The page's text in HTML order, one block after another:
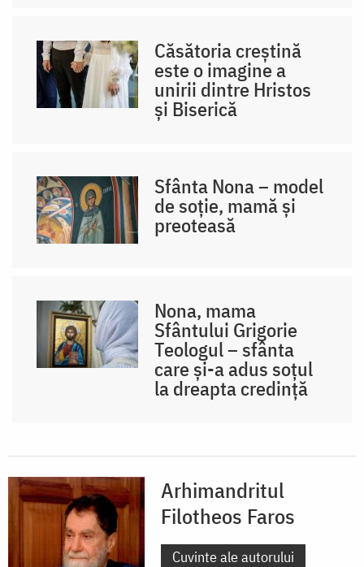
Căsătoria creștină
este o imagine a
unirii dintre Hristos
și Biserică
Sfânta Nona – model
de soție, mamă și
preoteasă
Nona, mama
Sfântului Grigorie
Teologul – sfânta
care și-a adus soțul
la dreapta credință
Arhimandritul
Filotheos Faros
Cuvinte ale autorului